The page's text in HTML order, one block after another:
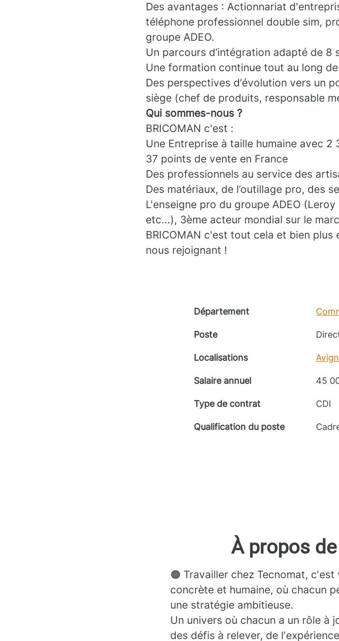
Des avantages : Actionnariat
téléphone professionnel double sim,
groupe ADEO.
Un parcours d’intégration adapté de 8
Une formation continue tout au long
Des perspectives d’évolution vers un
siège (chef de produits, responsable
Qui sommes-nous ?
BRICOMAN c'est :
Une Entreprise à taille humaine avec 2
37 points de vente en France
Des professionnels au service des
Des matériaux, de l’outillage pro, des
L'enseigne pro du groupe ADEO
etc...), 3ème acteur mondial sur le
BRICOMAN c'est tout cela et bien
nous rejoignant !
Département
Poste
Localisations
Salaire annuel 45
Type de contrat CDI
Qualification du poste
À propos
🟠 Travailler chez Tecnomat,
concrète et humaine, où chacun
une stratégie ambitieuse.
Un univers où chacun a un rôle à
des défis à relever, de